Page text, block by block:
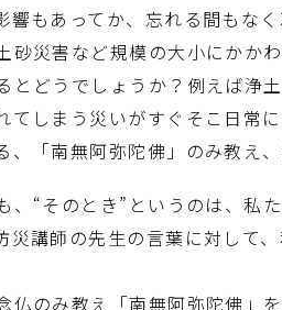
もあってか、忘れる間もな
災害など規模の大小にかか
どうでしょうか？例えば浄
しまう災いがすぐそこ日常
「南無阿弥陀佛」のみ教え
“そのとき”というのは、私
講師の先生の言葉に対して
のみ教え「南無阿弥陀佛」